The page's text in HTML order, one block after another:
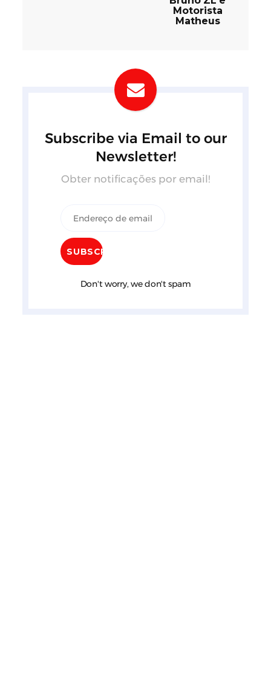
Motorista
Matheus
Subscribe via Email to our
Newsletter!
Obter notificações por email!
Don't worry, we don't spam